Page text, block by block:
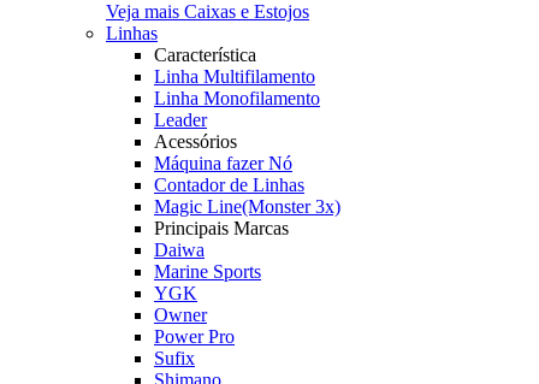
Veja mais Caixas e Estojos
Linhas
Característica
Linha Multifilamento
Linha Monofilamento
Leader
Acessórios
Máquina fazer Nó
Contador de Linhas
Magic Line(Monster 3x)
Principais Marcas
Daiwa
Marine Sports
YGK
Owner
Power Pro
Sufix
Shimano